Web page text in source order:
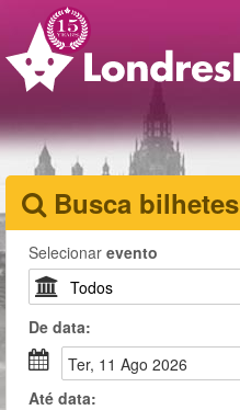
Busca bilhetes
Selecionar evento
De data:
Ter, 11 Ago 2026
Até data: